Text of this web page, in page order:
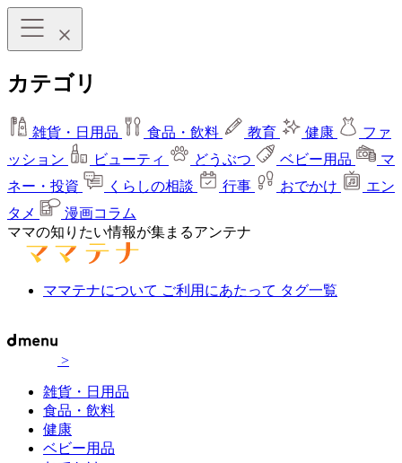
カテゴリ
雑貨・日用品 食品・飲料 教育 健康
ファ
ッション
ビューティ どうぶつ ベビー用品
マ
ネー・投資
くらしの相談 行事 おでかけ
エン
タメ
漫画コラム
ママの知りたい情報が集まるアンテナ
ママテナについて ご利用にあたって タグ一覧
>
雑貨・日用品
食品・飲料
健康
ベビー用品